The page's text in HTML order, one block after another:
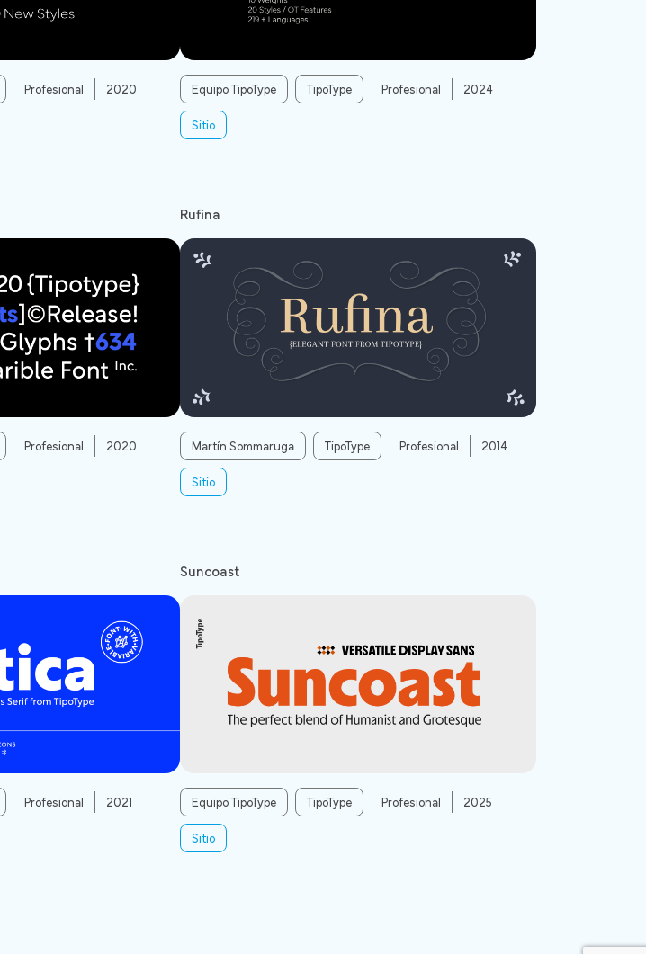
Profesional
2020
Profesional
2024
Sitio
Equipo TipoType TipoType
Profesional
2020
Rufina
Profesional
2014
Sitio
Martín Sommaruga TipoType
Profesional
2021
Suncoast
Profesional
2025
Sitio
Equipo TipoType TipoType